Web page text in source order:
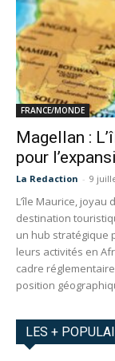
FRANCE/MONDE
Magellan :
pour
La Redaction - 9
L’île Maurice, joyau
destination
un hub stratégique
leurs activités en
cadre
position
LES +